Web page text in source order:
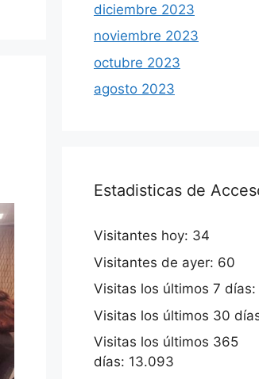
diciembre 2023
noviembre 2023
octubre 2023
agosto 2023
Estadisticas de
Visitantes hoy: 34
Visitantes de ayer: 60
Visitas los últimos 7 días:
Visitas los últimos 30
Visitas los últimos 365
días: 13.093